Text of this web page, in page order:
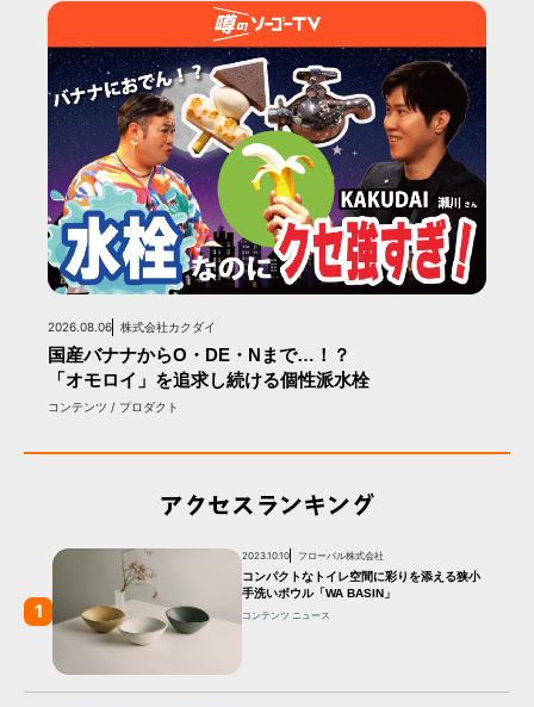
2026.08.06 株式会社カクダイ
国産バナナからO・DE・Nまで…！？
「オモロイ」を追求し続ける個性派水栓
コンテンツ / プロダクト
アクセスランキング
1
2023.10.10 フローバル株式会社
コンパクトなトイレ空間に彩りを添える狭小
手洗いボウル「WA BASIN」
コンテンツ ニュース